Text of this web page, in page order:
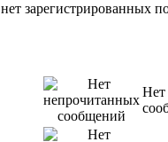
зарегистрированных
Нет